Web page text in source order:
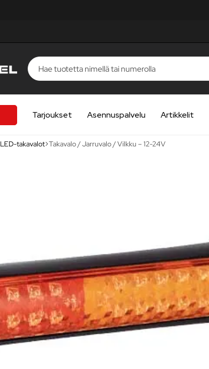
Tarjoukset Asennuspalvelu Artikkelit
LED-takavalot Takavalo / Jarruvalo / Vilkku – 12-24V